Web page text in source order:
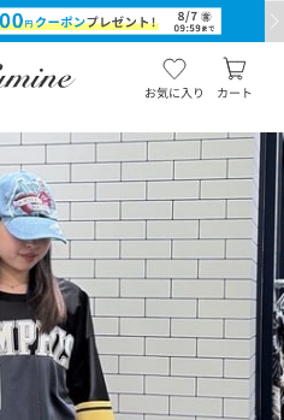
お気に入り カート